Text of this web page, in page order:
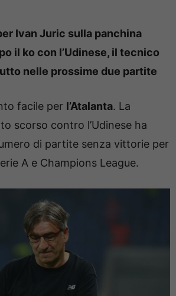
Ivan Juric sulla panchina
il ko con l’Udinese, il tecnico
nelle prossime due partite
facile per l’Atalanta. La
scorso contro l’Udinese ha
di partite senza vittorie per
A e Champions League.